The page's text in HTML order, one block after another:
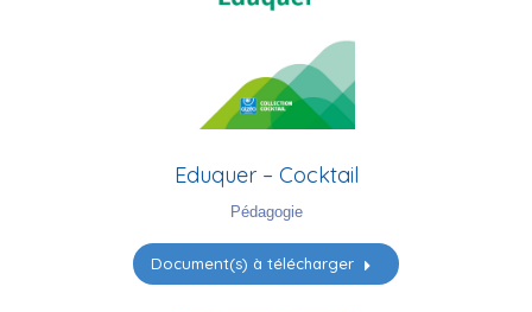
Eduquer – Cocktail
Pédagogie
Document(s) à télécharger